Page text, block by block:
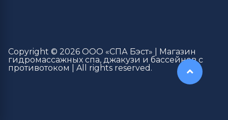
Copyright © 2026 ООО «СПА Бэст» | Магазин
гидромассажных спа, джакузи и бассейнов с
противотоком | All rights reserved.